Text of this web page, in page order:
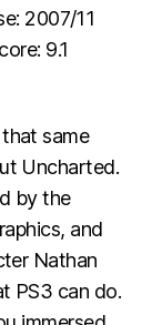
2007/11
9.1
same
Uncharted.
by the
and
Nathan
PS3 can do.